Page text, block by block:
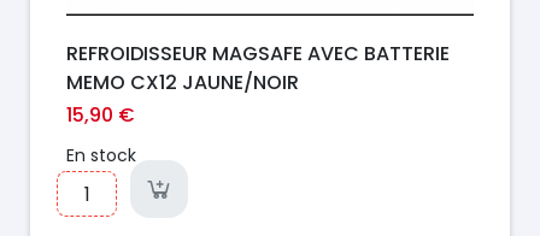
REFROIDISSEUR MAGSAFE AVEC BATTERIE
MEMO CX12 JAUNE/NOIR
15,90 €
En stock